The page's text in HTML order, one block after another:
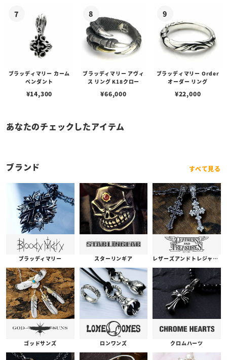
ブラッディマリー カーム
ペンダント
¥14,300
ブラッディマリー アヴィ
ス リング K18クロー
¥66,000
ブラッディマリー Order
オーダー リング
¥22,000
あなたのチェックしたアイテム
ブランド すべて見る
ブラッディマリー スターリンギア レザーズアンドトレジャーズ
ゴッドサンズ ロンワンズ クロムハーツ